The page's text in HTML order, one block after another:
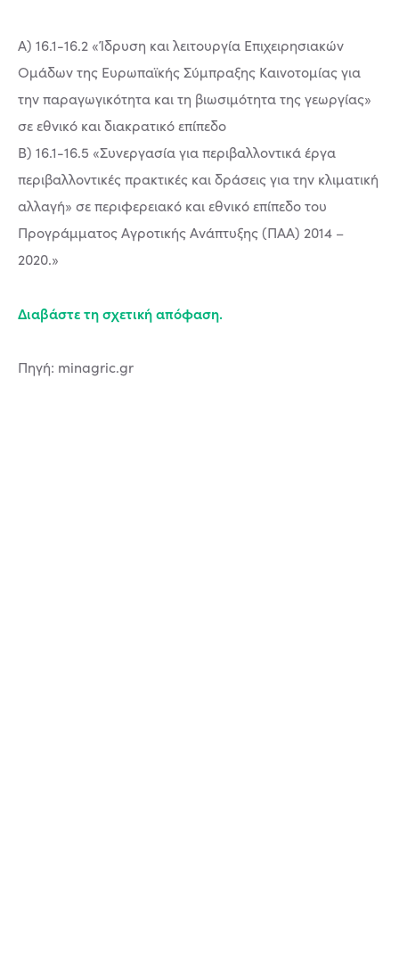
Α) 16.1-16.2 «Ίδρυση και λειτουργία Επιχειρησιακών
Ομάδων της Ευρωπαϊκής Σύμπραξης Καινοτομίας για
την παραγωγικότητα και τη βιωσιμότητα της γεωργίας»
σε εθνικό και διακρατικό επίπεδο
Β) 16.1-16.5 «Συνεργασία για περιβαλλοντικά έργα
περιβαλλοντικές πρακτικές και δράσεις για την κλιματική
αλλαγή» σε περιφερειακό και εθνικό επίπεδο του
Προγράμματος Αγροτικής Ανάπτυξης (ΠΑΑ) 2014 –
2020.»
Διαβάστε τη σχετική απόφαση.
Πηγή: minagric.gr